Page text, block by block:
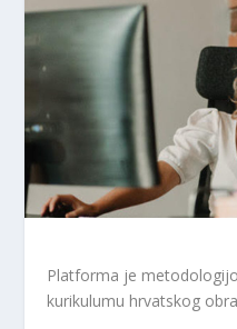
Platforma je
kurikulumu hrvatskog